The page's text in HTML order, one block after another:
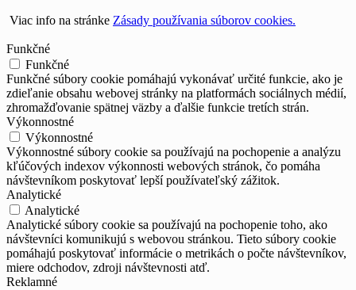
Viac info na stránke Zásady používania súborov cookies.
Funkčné
Funkčné
Funkčné súbory cookie pomáhajú vykonávať určité funkcie, ako je
zdieľanie obsahu webovej stránky na platformách sociálnych médií,
zhromažďovanie spätnej väzby a ďalšie funkcie tretích strán.
Výkonnostné
Výkonnostné
Výkonnostné súbory cookie sa používajú na pochopenie a analýzu
kľúčových indexov výkonnosti webových stránok, čo pomáha
návštevníkom poskytovať lepší používateľský zážitok.
Analytické
Analytické
Analytické súbory cookie sa používajú na pochopenie toho, ako
návštevníci komunikujú s webovou stránkou. Tieto súbory cookie
pomáhajú poskytovať informácie o metrikách o počte návštevníkov,
miere odchodov, zdroji návštevnosti atď.
Reklamné